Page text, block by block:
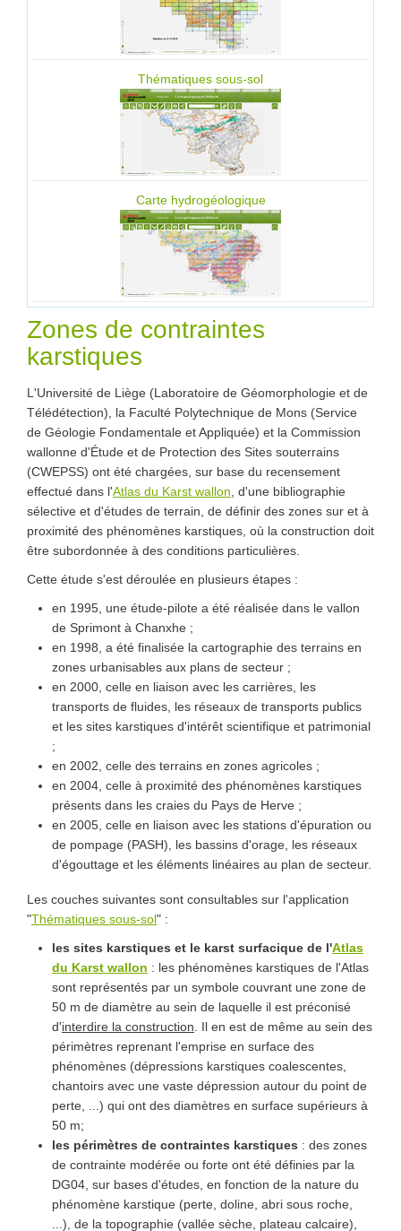
Thématiques sous-sol
Carte hydrogéologique
Zones de contraintes
karstiques
L'Université de Liège (Laboratoire de Géomorphologie et de
Télédétection), la Faculté Polytechnique de Mons (Service
de Géologie Fondamentale et Appliquée) et la Commission
wallonne d'Étude et de Protection des Sites souterrains
(CWEPSS) ont été chargées, sur base du recensement
effectué dans l'Atlas du Karst wallon , d'une bibliographie
sélective et d'études de terrain, de définir des zones sur et à
proximité des phénomènes karstiques, où la construction doit
être subordonnée à des conditions particulières.
Cette étude s'est déroulée en plusieurs étapes :
en 1995, une étude-pilote a été réalisée dans le vallon
de Sprimont à Chanxhe ;
en 1998, a été finalisée la cartographie des terrains en
zones urbanisables aux plans de secteur ;
en 2000, celle en liaison avec les carrières, les
transports de fluides, les réseaux de transports publics
et les sites karstiques d'intérêt scientifique et patrimonial
;
en 2002, celle des terrains en zones agricoles ;
en 2004, celle à proximité des phénomènes karstiques
présents dans les craies du Pays de Herve ;
en 2005, celle en liaison avec les stations d'épuration ou
de pompage (PASH), les bassins d'orage, les réseaux
d'égouttage et les éléments linéaires au plan de secteur.
Les couches suivantes sont consultables sur l'application
"Thématiques sous-sol" :
les sites karstiques et le karst surfacique de l'Atlas
du Karst wallon : les phénomènes karstiques de l'Atlas
sont représentés par un symbole couvrant une zone de
50 m de diamètre au sein de laquelle il est préconisé
d'interdire la construction . Il en est de même au sein des
périmètres reprenant l'emprise en surface des
phénomènes (dépressions karstiques coalescentes,
chantoirs avec une vaste dépression autour du point de
perte, ...) qui ont des diamètres en surface supérieurs à
50 m;
les périmètres de contraintes karstiques : des zones
de contrainte modérée ou forte ont été définies par la
DG04, sur bases d'études, en fonction de la nature du
phénomène karstique (perte, doline, abri sous roche,
...), de la topographie (vallée sèche, plateau calcaire),